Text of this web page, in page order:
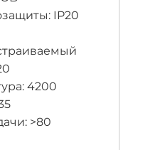
IP20
4200
>80